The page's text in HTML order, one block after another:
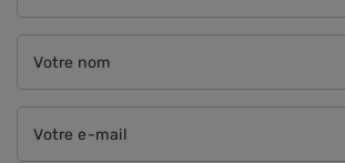
Votre nom
Votre e-mail